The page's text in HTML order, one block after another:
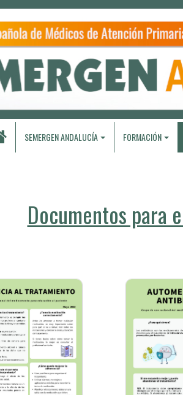
SEMERGEN ANDALUCÍA FORMACIÓN
Documentos para